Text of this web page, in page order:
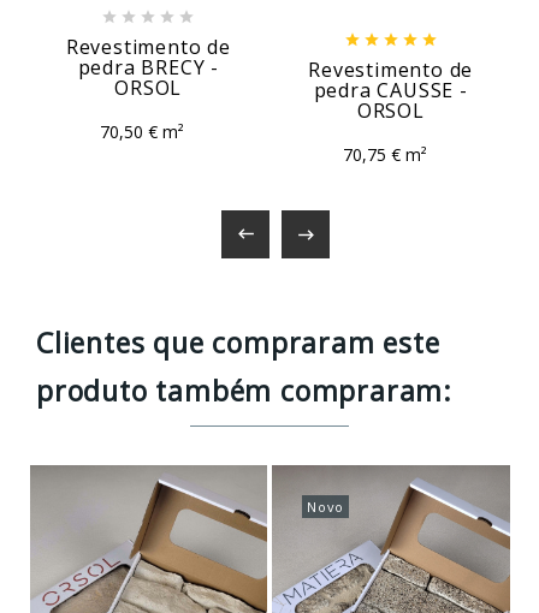
    
Revestimento de
pedra BRECY -
ORSOL
70,50 € m²
    
Revestimento de
pedra CAUSSE -
ORSOL
70,75 € m²
 
Clientes que compraram este
produto também compraram:
Novo